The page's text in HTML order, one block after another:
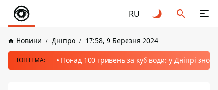
RU
Новини Дніпро 17:58, 9 Березня 2024
ТОПТЕМА: Понад 100 гривень за куб води: у Дніпрі